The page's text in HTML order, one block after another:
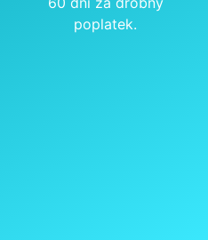
poplatek.